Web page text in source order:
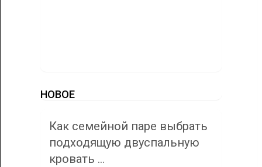
НОВОЕ
Как семейной паре выбрать
подходящую двуспальную
кровать …